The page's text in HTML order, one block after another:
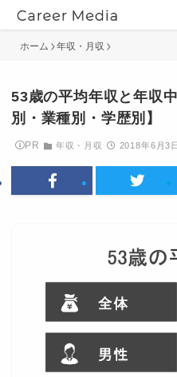
ホーム 年収・月収
53歳の平均年収と年収
別・業種別・学歴別】
PR 年収・月収 2018年6月3日